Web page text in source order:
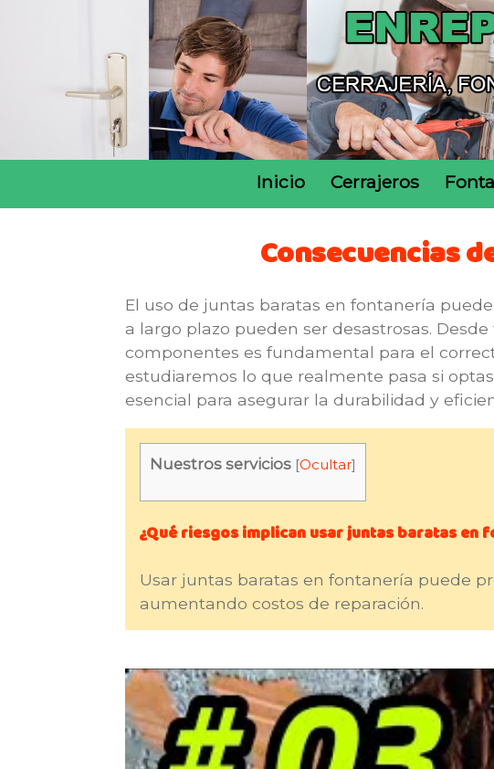
Inicio Cerrajeros
Consecuencias
El uso de juntas baratas en fontanería
a largo plazo pueden ser desastrosas.
componentes es fundamental para el
estudiaremos lo que realmente pasa si
esencial para asegurar la durabilidad y
Nuestros servicios [Ocultar]
¿Qué riesgos implican usar juntas baratas en
Usar juntas baratas en fontanería puede
aumentando costos de reparación.